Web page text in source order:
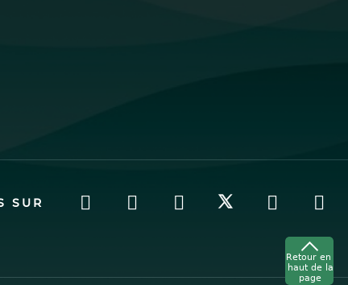
SUR